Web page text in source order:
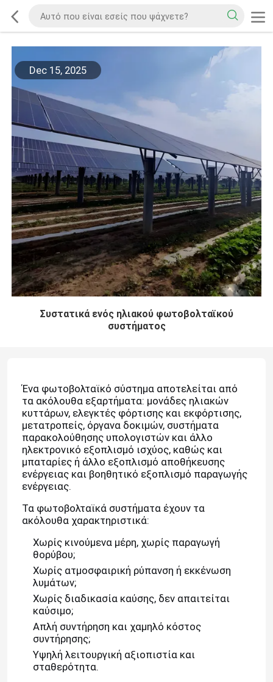
Dec 15, 2025
Συστατικά ενός ηλιακού φωτοβολταϊκού
συστήματος
Ένα φωτοβολταϊκό σύστημα αποτελείται από
τα ακόλουθα εξαρτήματα: μονάδες ηλιακών
κυττάρων, ελεγκτές φόρτισης και εκφόρτισης,
μετατροπείς, όργανα δοκιμών, συστήματα
παρακολούθησης υπολογιστών και άλλο
ηλεκτρονικό εξοπλισμό ισχύος, καθώς και
μπαταρίες ή άλλο εξοπλισμό αποθήκευσης
ενέργειας και βοηθητικό εξοπλισμό παραγωγής
ενέργειας.
Τα φωτοβολταϊκά συστήματα έχουν τα
ακόλουθα χαρακτηριστικά:
Χωρίς κινούμενα μέρη, χωρίς παραγωγή
θορύβου;
Χωρίς ατμοσφαιρική ρύπανση ή εκκένωση
λυμάτων;
Χωρίς διαδικασία καύσης, δεν απαιτείται
καύσιμο;
Απλή συντήρηση και χαμηλό κόστος
συντήρησης;
Υψηλή λειτουργική αξιοπιστία και
σταθερότητα.